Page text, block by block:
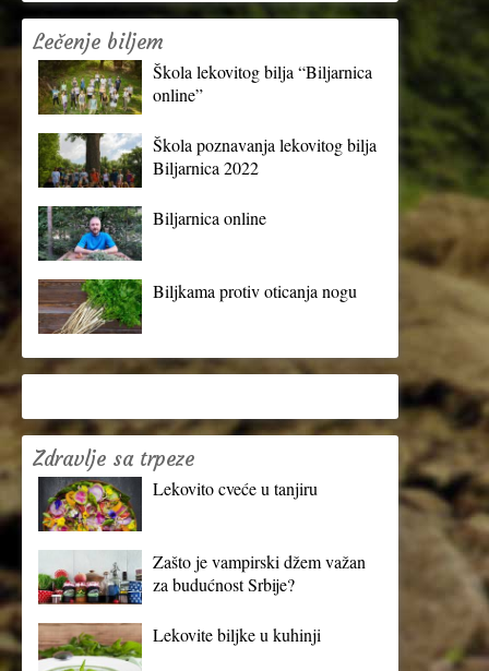
Lečenje biljem
Škola lekovitog bilja “Biljarnica
online”
Škola poznavanja lekovitog bilja
Biljarnica 2022
Biljarnica online
Biljkama protiv oticanja nogu
Zdravlje sa trpeze
Lekovito cveće u tanjiru
Zašto je vampirski džem važan
za budućnost Srbije?
Lekovite biljke u kuhinji